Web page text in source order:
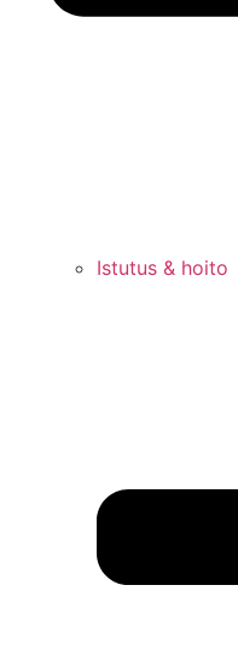
Istutus & hoito